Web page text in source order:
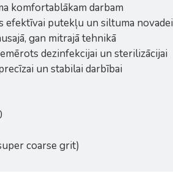
komfortablākam darbam
efektīvai putekļu un siltuma novadei
gan mitrajā tehnikā
dezinfekcijai un sterilizācijai
un stabilai darbībai
coarse grit)